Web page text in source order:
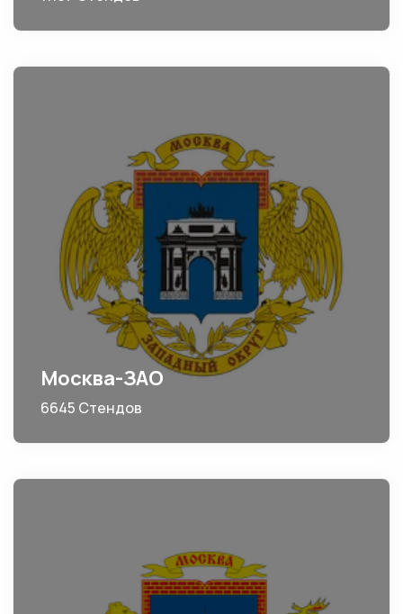
Москва-ЗАО
6645 Стендов